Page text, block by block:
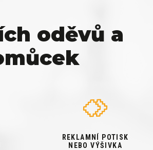
oděvů a
REKLAMNÍ POTISK
NEBO VÝŠIVKA